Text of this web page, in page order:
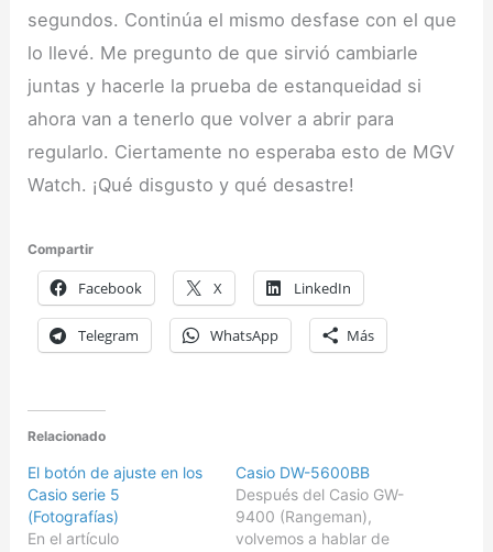
segundos. Continúa el mismo desfase con el que
lo llevé. Me pregunto de que sirvió cambiarle
juntas y hacerle la prueba de estanqueidad si
ahora van a tenerlo que volver a abrir para
regularlo. Ciertamente no esperaba esto de MGV
Watch. ¡Qué disgusto y qué desastre!
Compartir
Facebook X LinkedIn
Telegram WhatsApp Más
Relacionado
El botón de ajuste en los
Casio serie 5
(Fotografías)
En el artículo
Casio DW-5600BB
Después del Casio GW-
9400 (Rangeman),
volvemos a hablar de